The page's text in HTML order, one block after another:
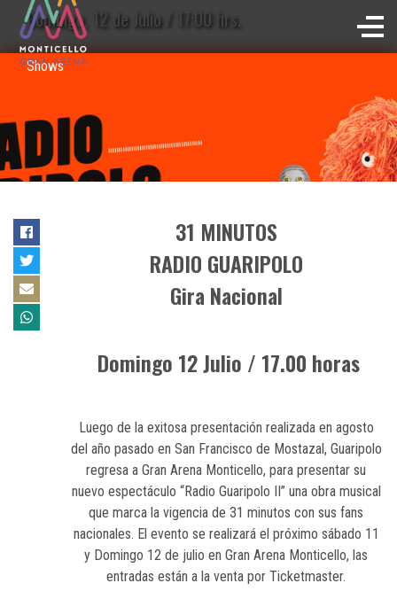
Domingo, 12 de Julio / 17:00 hrs.
Shows
31 MINUTOS
RADIO GUARIPOLO
Gira Nacional
Domingo 12 Julio / 17.00 horas
Luego de la exitosa presentación realizada en agosto
del año pasado en San Francisco de Mostazal, Guaripolo
regresa a Gran Arena Monticello, para presentar su
nuevo espectáculo “Radio Guaripolo II” una obra musical
que marca la vigencia de 31 minutos con sus fans
nacionales. El evento se realizará el próximo sábado 11
y Domingo 12 de julio en Gran Arena Monticello, las
entradas están a la venta por Ticketmaster.